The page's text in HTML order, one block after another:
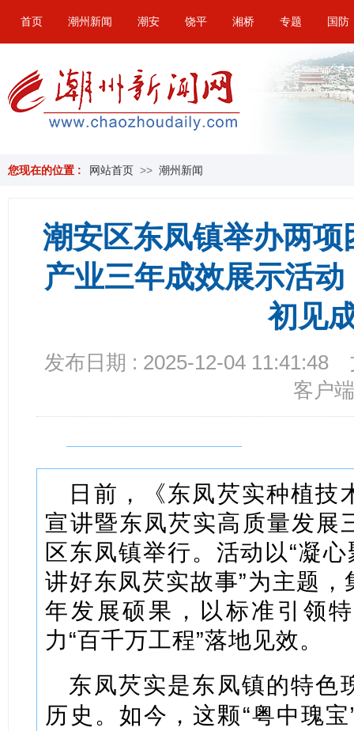
首页 潮州新闻 潮安 饶平 湘桥 专题 国防
您现在的位置 : 网站首页 >> 潮州新闻
潮安区东凤镇举办两
产业三年成效展示活
初见
发布日期 : 2025-12-04 11:41:48
客户端
日前，《东凤芡实种植技
宣讲暨东凤芡实高质量发展
区东凤镇举行。活动以“凝心
讲好东凤芡实故事”为主题
年发展硕果，以标准引领
力“百千万工程”落地见效。
东凤芡实是东凤镇的特色
历史。如今，这颗“粤中瑰